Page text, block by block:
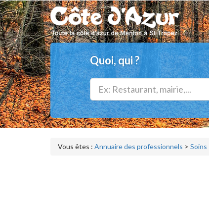
Quoi, qui ?
Vous êtes : Annuaire des professionnels > Soins